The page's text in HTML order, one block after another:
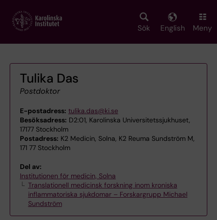
main
Sök English Meny
Tulika Das
Postdoktor
E-postadress: tulika.das@ki.se
Besöksadress: D2:01, Karolinska Universitetssjukhuset,
17177 Stockholm
Postadress: K2 Medicin, Solna, K2 Reuma Sundström M,
171 77 Stockholm
Del av:
Institutionen för medicin, Solna
Translationell medicinsk forskning inom kroniska
inflammatoriska sjukdomar – Forskargrupp Michael
Sundström